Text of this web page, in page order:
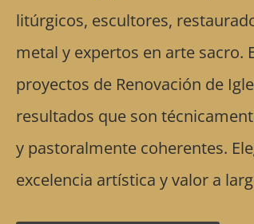
litúrgicos, escultores,
metal y expertos en arte sacro.
proyectos de Renovación de
resultados que son
y pastoralmente coherentes.
excelencia artística y valor a